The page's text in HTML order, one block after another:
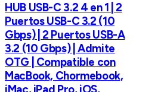
HUB USB-C 3.2 4 en 1 | 2
Puertos USB-C 3.2 (10
Gbps) | 2 Puertos USB-A
3.2 (10 Gbps) | Admite
OTG | Compatible con
MacBook, Chormebook,